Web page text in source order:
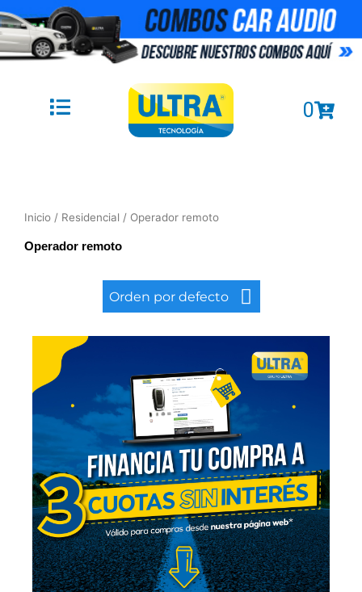
Ir
al
contenido
0
Cart
Inicio / Residencial / Operador remoto
Operador remoto